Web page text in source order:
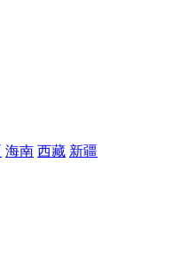
海南 西藏 新疆